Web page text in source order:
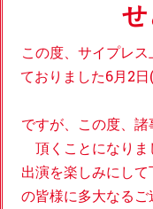
せ
この度、サイプレ
ておりました6月2
ですが、この度、
頂くことになりま
出演を楽しみにし
の皆様に多大なる